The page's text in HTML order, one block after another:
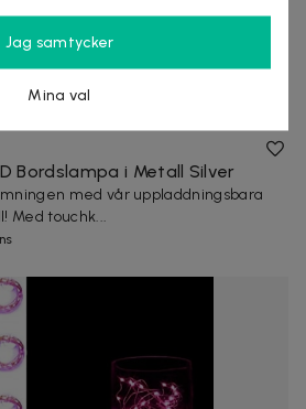
Bordslampa i Metall Silver
med vår uppladdningsbara
Med touchk...
Jag samtycker
Mina val